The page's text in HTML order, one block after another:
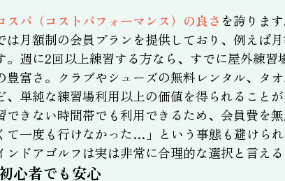
スパ（コストパフォーマンス）の良さ を誇りま
は月額制の会員プランを提供しており、例えば
週に2回以上練習する方なら、すでに屋外練
豊富さ。クラブやシューズの無料レンタル、タ
、単純な練習場利用以上の価値を得られること
できない時間帯でも利用できるため、会員費を
て一度も行けなかった…」という事態も避けら
ンドアゴルフは実は非常に合理的な選択と言え
心者でも安心